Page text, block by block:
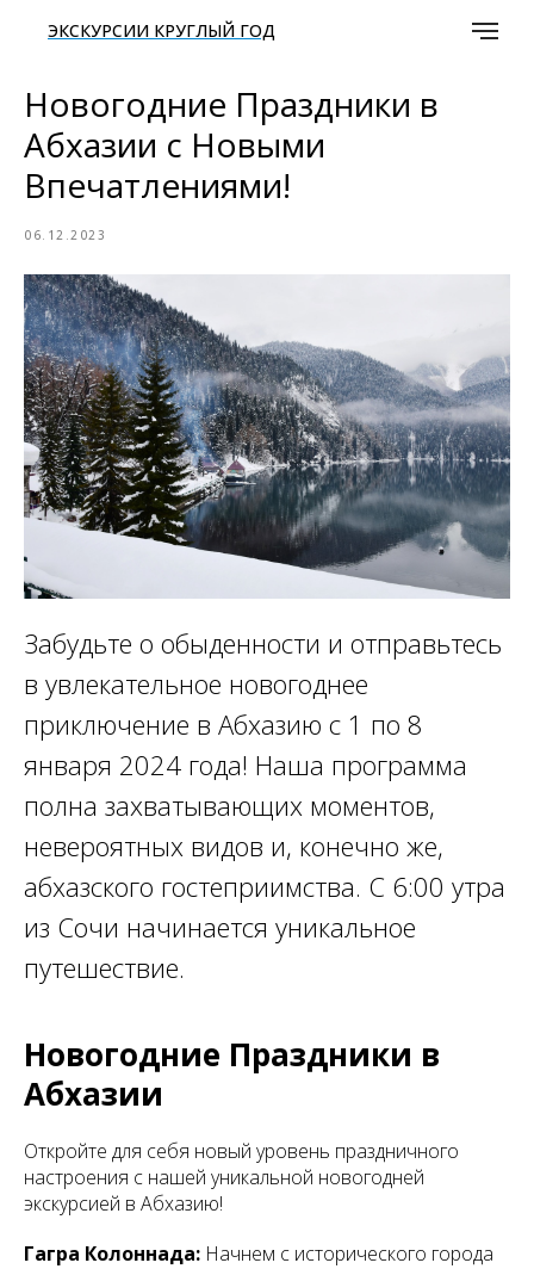
ЭКСКУРСИИ КРУГЛЫЙ ГОД
Новогодние Праздники в
Абхазии с Новыми
Впечатлениями!
06.12.2023
Забудьте о обыденности и отправьтесь
в увлекательное новогоднее
приключение в Абхазию с 1 по 8
января 2024 года! Наша программа
полна захватывающих моментов,
невероятных видов и, конечно же,
абхазского гостеприимства. С 6:00 утра
из Сочи начинается уникальное
путешествие.
Новогодние Праздники в
Абхазии
Откройте для себя новый уровень праздничного
настроения с нашей уникальной новогодней
экскурсией в Абхазию!
Гагра Колоннада: Начнем с исторического города